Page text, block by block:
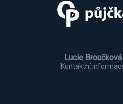
Lucie Broučková
Kontaktní